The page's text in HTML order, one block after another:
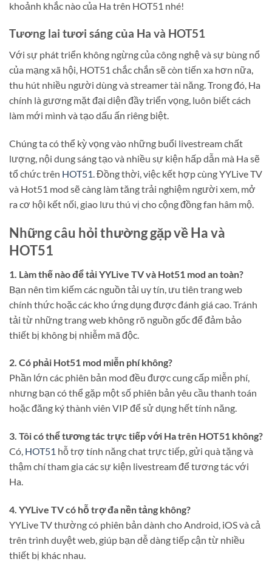
khoảnh khắc nào của Ha trên HOT51 nhé!
Tương lai tươi sáng của Ha và HOT51
Với sự phát triển không ngừng của công nghệ và sự bùng nổ
của mạng xã hội, HOT51 chắc chắn sẽ còn tiến xa hơn nữa,
thu hút nhiều người dùng và streamer tài năng. Trong đó, Ha
chính là gương mặt đại diện đầy triển vọng, luôn biết cách
làm mới mình và tạo dấu ấn riêng biệt.
Chúng ta có thể kỳ vọng vào những buổi livestream chất
lượng, nội dung sáng tạo và nhiều sự kiện hấp dẫn mà Ha sẽ
tổ chức trên HOT51 . Đồng thời, việc kết hợp cùng YYLive TV
và Hot51 mod sẽ càng làm tăng trải nghiệm người xem, mở
ra cơ hội kết nối, giao lưu thú vị cho cộng đồng fan hâm mộ.
Những câu hỏi thường gặp về Ha và
HOT51
1. Làm thế nào để tải YYLive TV và Hot51 mod an toàn?
Bạn nên tìm kiếm các nguồn tải uy tín, ưu tiên trang web
chính thức hoặc các kho ứng dụng được đánh giá cao. Tránh
tải từ những trang web không rõ nguồn gốc để đảm bảo
thiết bị không bị nhiễm mã độc.
2. Có phải Hot51 mod miễn phí không?
Phần lớn các phiên bản mod đều được cung cấp miễn phí,
nhưng bạn có thể gặp một số phiên bản yêu cầu thanh toán
hoặc đăng ký thành viên VIP để sử dụng hết tính năng.
3. Tôi có thể tương tác trực tiếp với Ha trên HOT51 không?
Có, HOT51 hỗ trợ tính năng chat trực tiếp, gửi quà tặng và
thậm chí tham gia các sự kiện livestream để tương tác với
Ha.
4. YYLive TV có hỗ trợ đa nền tảng không?
YYLive TV thường có phiên bản dành cho Android, iOS và cả
trên trình duyệt web, giúp bạn dễ dàng tiếp cận từ nhiều
thiết bị khác nhau.